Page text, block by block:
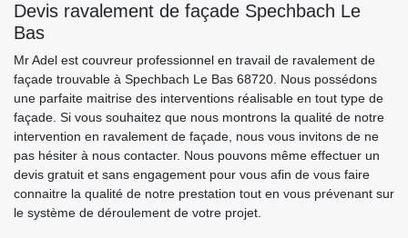
Devis ravalement de façade Spechbach Le
Bas
Mr Adel est couvreur professionnel en travail de ravalement de
façade trouvable à Spechbach Le Bas 68720. Nous possédons
une parfaite maitrise des interventions réalisable en tout type de
façade. Si vous souhaitez que nous montrons la qualité de notre
intervention en ravalement de façade, nous vous invitons de ne
pas hésiter à nous contacter. Nous pouvons même effectuer un
devis gratuit et sans engagement pour vous afin de vous faire
connaitre la qualité de notre prestation tout en vous prévenant sur
le système de déroulement de votre projet.